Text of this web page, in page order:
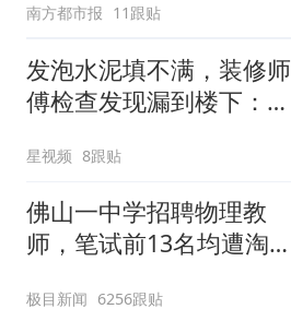
南方都市报 11跟贴
发泡水泥填不满，装修师
傅检查发现漏到楼下：出
星视频 8跟贴
佛山一中学招聘物理教
师，笔试前13名均遭淘
极目新闻 6256跟贴